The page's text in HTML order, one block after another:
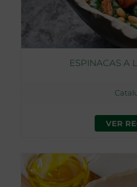
ESPINACAS A
VER